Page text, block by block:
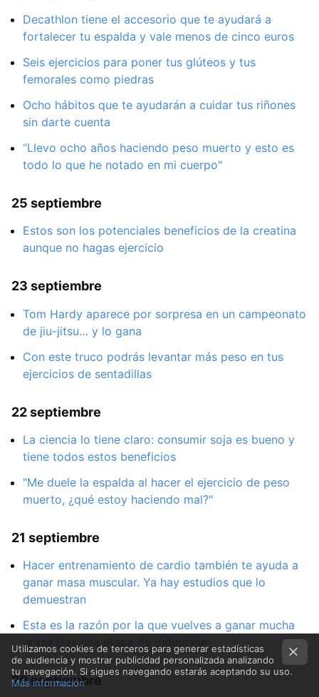
Decathlon tiene el accesorio que te ayudará a
fortalecer tu espalda y vale menos de cinco euros
Seis ejercicios para poner tus glúteos y tus
femorales como piedras
Ocho hábitos que te ayudarán a cuidar tus riñones
sin darte cuenta
“Llevo ocho años haciendo peso muerto y esto es
todo lo que he notado en mi cuerpo"
25 septiembre
Estos son los potenciales beneficios de la creatina
aunque no hagas ejercicio
23 septiembre
Tom Hardy aparece por sorpresa en un campeonato
de jiu-jitsu… y lo gana
Con este truco podrás levantar más peso en tus
ejercicios de sentadillas
22 septiembre
La ciencia lo tiene claro: consumir soja es bueno y
tiene todos estos beneficios
"Me duele la espalda al hacer el ejercicio de peso
muerto, ¿qué estoy haciendo mal?"
21 septiembre
Hacer entrenamiento de cardio también te ayuda a
ganar masa muscular. Ya hay estudios que lo
demuestran
Esta es la razón por la que vuelves a ganar mucha
grasa tras una etapa de definición
20 septiembre
Utilizamos cookies de terceros para generar estadísticas
de audiencia y mostrar publicidad personalizada analizando
tu navegación. Si sigues navegando estarás aceptando su uso.
Más información